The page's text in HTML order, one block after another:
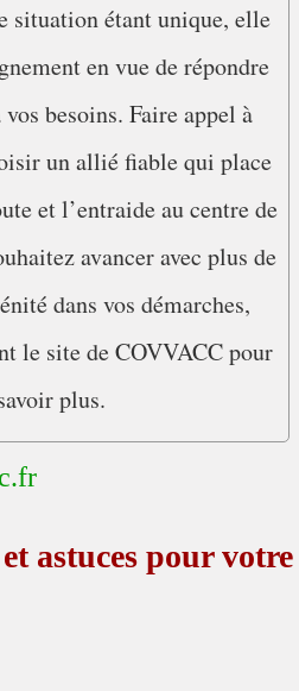
situation étant unique, elle
en vue de répondre
besoins. Faire appel à
un allié fiable qui place
et l’entraide au centre de
avancer avec plus de
dans vos démarches,
le site de COVVACC pour
plus.
astuces pour votre